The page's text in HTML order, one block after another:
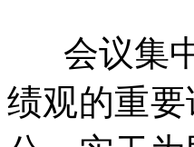
会议集中
绩观的重